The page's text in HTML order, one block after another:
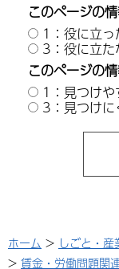
このページの
1：役に立っ
3：役に立た
このページの
1：見つけや
3：見つけに
ホーム > しごと・
> 賃金・労働問題関